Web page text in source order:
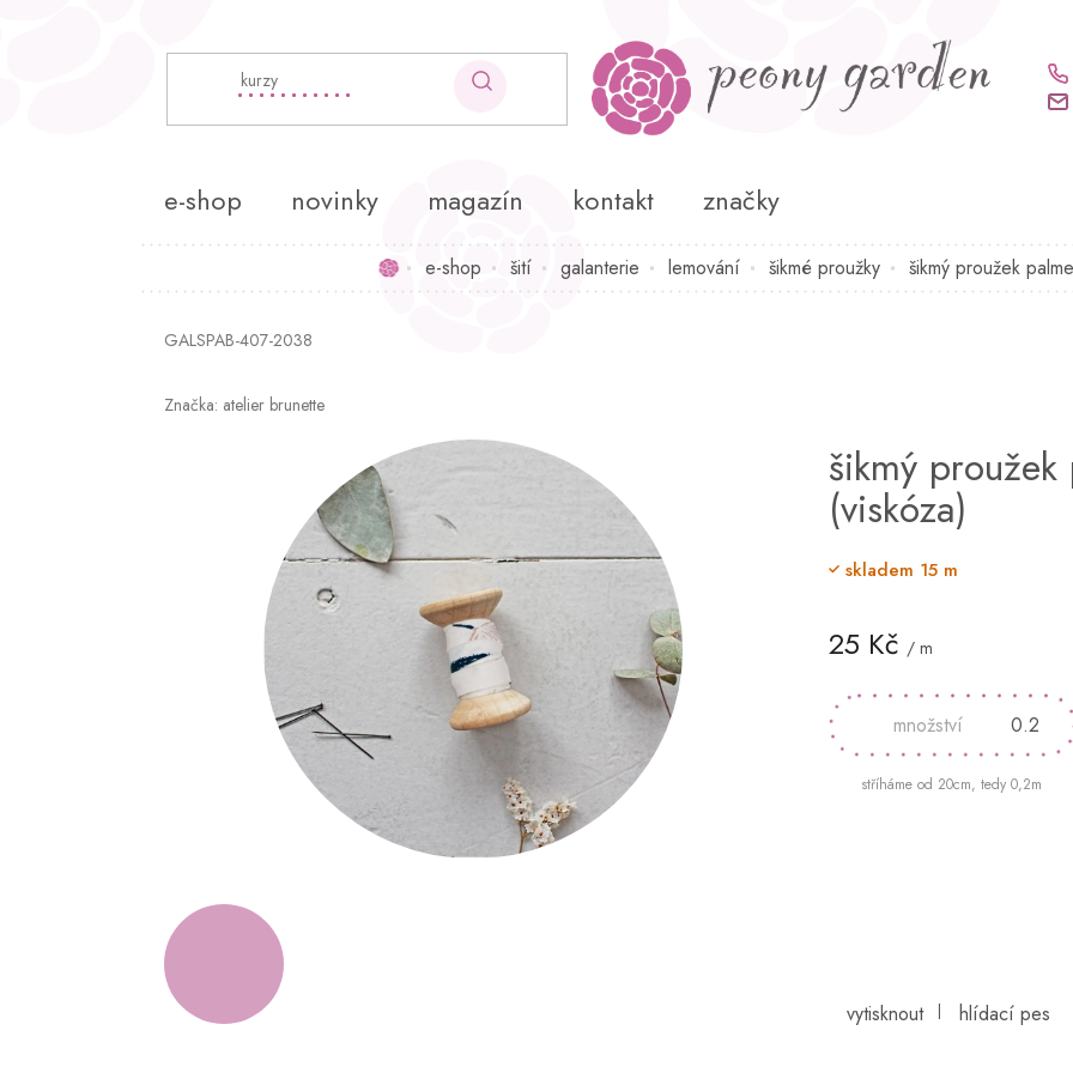
e-shop novinky magazín kontakt značky
Domůe-shop šití galanterie lemování šikmé proužky šikmý proužek
GALSPAB-407-2038
Značka: atelier brunette
25 Kč / m
cena:
skladem 15 m
stříháme od 20cm, tedy 0,2m
šikmý
(viskóza)